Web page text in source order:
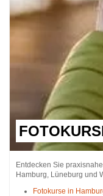
Entdecken Sie
Hamburg, Lüneburg und
Fotokurse in